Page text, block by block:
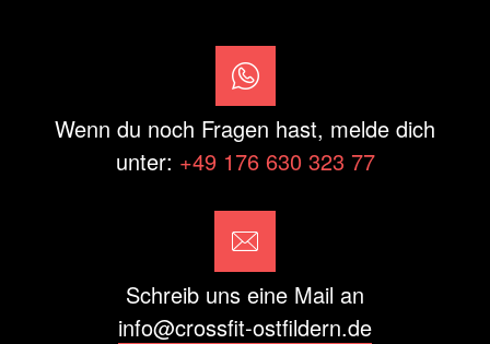
Wenn du noch Fragen hast, melde dich
unter: +49 176 630 323 77
Schreib uns eine Mail an
info@crossfit-ostfildern.de